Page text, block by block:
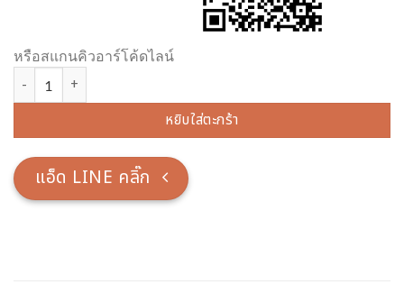
หรือสแกนคิวอาร์โค้ดไลน์
หยิบใส่ตะกร้า
แอ็ด LINE คลิ๊ก